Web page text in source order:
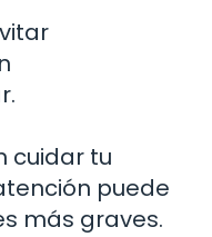
cuidar tu
puede
más graves.